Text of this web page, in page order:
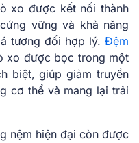
xo được kết nối thành
vững và khả năng
tương đối hợp lý. Đệm
xo được bọc trong một
biệt, giúp giảm truyền
cơ thể và mang lại trải
nệm hiện đại còn được